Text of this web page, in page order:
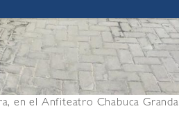
en el Anfiteatro Chabuca Granda